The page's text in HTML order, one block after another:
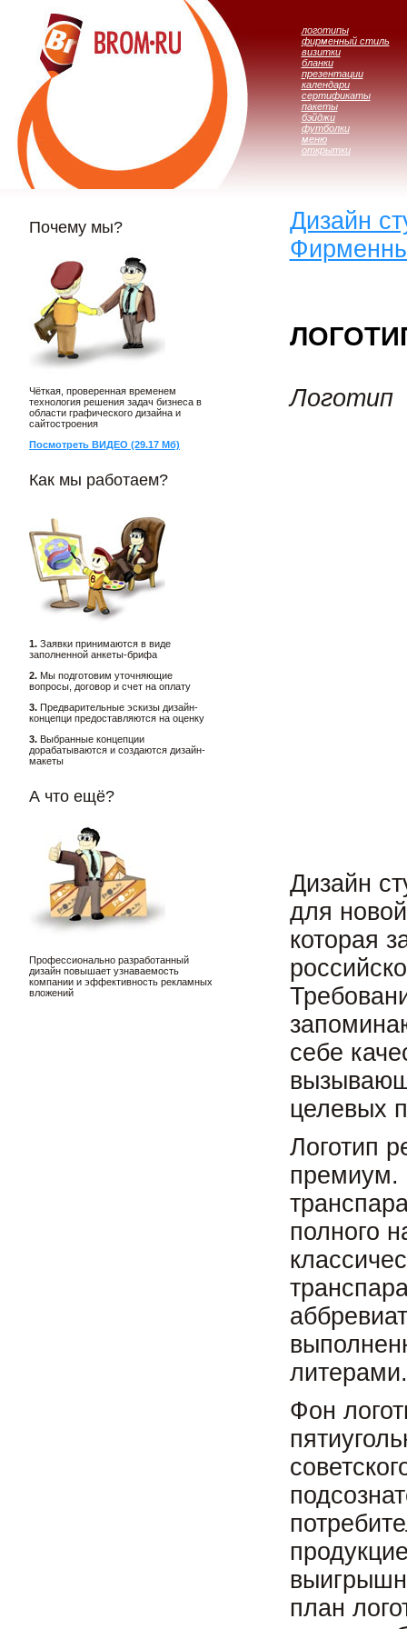
логотипы
фирменный стиль
визитки
бланки
презентации
календари
сертификаты
пакеты
бэйджи
футболки
меню
открытки
Почему мы?
Чёткая, проверенная временем
технология решения задач бизнеса в
области графического дизайна и
сайтостроения
Посмотреть ВИДЕО (29.17 Мб)
Как мы работаем?
1. Заявки принимаются в виде
заполненной анкеты-брифа
2. Мы подготовим уточняющие
вопросы, договор и счет на оплату
3. Предварительные эскизы дизайн-
концепци предоставляются на оценку
3. Выбранные концепции
дорабатываются и создаются дизайн-
макеты
А что ещё?
Профессионально разработанный
дизайн повышает узнаваемость
компании и эффективность рекламных
вложений
Дизайн
Логотип
Дизайн
для
которая
себе
целевых
Логотип
премиум.
полного
литерами.
Фон
план